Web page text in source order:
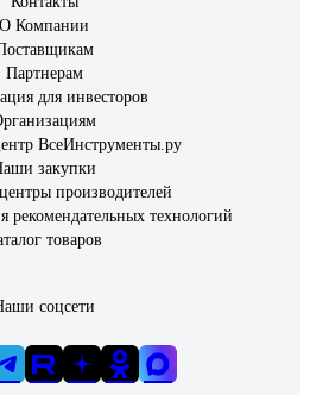
FOME FLEX
мл) 01-4-2-009
О Компании
Партнерам
для инвесторов
ВсеИнструменты.ру
закупки
производителей
рекомендательных технологий
товаров
соцсети